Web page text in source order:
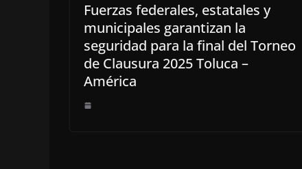
Fuerzas federales, estatales y
municipales garantizan la
seguridad para la final del Torneo
de Clausura 2025 Toluca –
América